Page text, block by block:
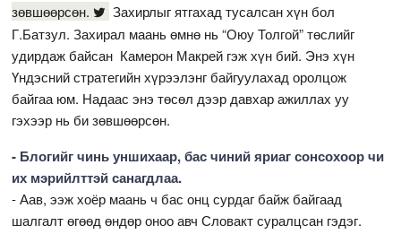
зөвшөөрсөн.
Захирлыг ятгахад тусалсан хүн бол
Г.Батзул. Захирал маань өмнө нь “Оюу Толгой” төслийг
удирдаж байсан Камерон Макрей гэж хүн бий. Энэ хүн
Үндэсний стратегийн хүрээлэнг байгуулахад оролцож
байгаа юм. Надаас энэ төсөл дээр давхар ажиллах уу
гэхээр нь би зөвшөөрсөн.
- Блогийг чинь уншихаар, бас чиний яриаг сонсохоор чи
их мэрийлттэй санагдлаа.
- Аав, ээж хоёр маань ч бас онц сурдаг байж байгаад
шалгалт өгөөд өндөр оноо авч Словакт суралцсан гэдэг.